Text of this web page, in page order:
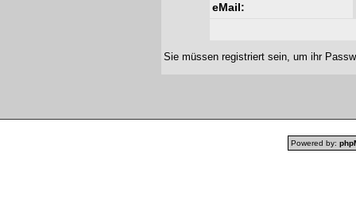
eMail:
Sie müssenregistriert sein, um ihr
Powered by: